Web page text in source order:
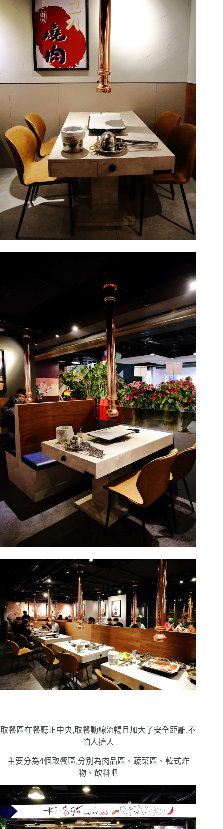
取餐區在餐廳正中央,取餐動線流暢且加大了安全距離,不
怕人擠人
主要分為4個取餐區,分別為肉品區、蔬菜區、韓式炸
物、飲料吧